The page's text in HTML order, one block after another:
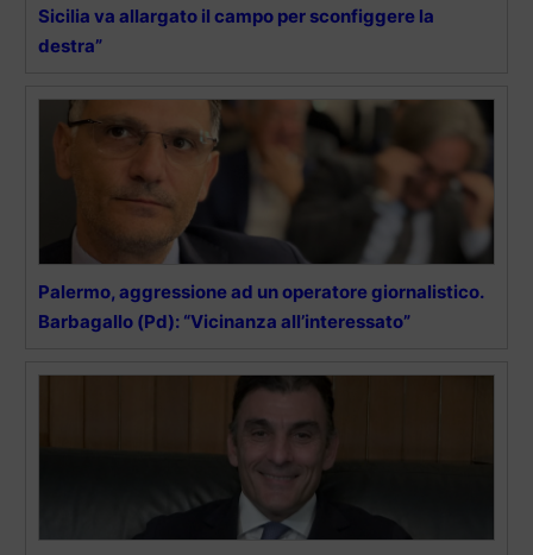
Sicilia va allargato il campo per sconfiggere la
destra”
Palermo, aggressione ad un operatore giornalistico.
Barbagallo (Pd): “Vicinanza all’interessato”